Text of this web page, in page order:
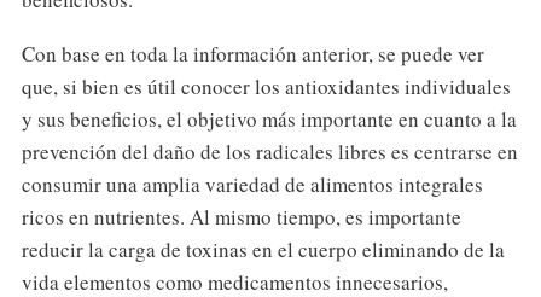
Con base en toda la información anterior, se puede ver
que, si bien es útil conocer los antioxidantes individuales
y sus beneficios, el objetivo más importante en cuanto a la
prevención del daño de los radicales libres es centrarse en
consumir una amplia variedad de alimentos integrales
ricos en nutrientes. Al mismo tiempo, es importante
reducir la carga de toxinas en el cuerpo eliminando de la
vida elementos como medicamentos innecesarios,